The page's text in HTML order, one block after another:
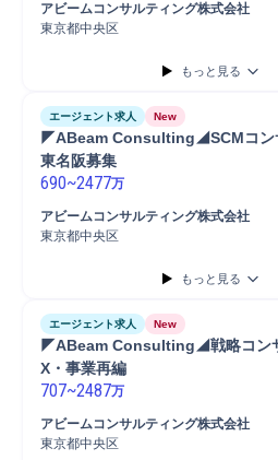
アビームコンサルティング株式会社
東京都中央区
もっと見る
エージェント求人 New
◤ABeam Consulting◢SCMコン
東名阪募集
690~2477万
アビームコンサルティング株式会社
東京都中央区
もっと見る
エージェント求人 New
◤ABeam Consulting◢戦略コン
X・事業再編
707~2487万
アビームコンサルティング株式会社
東京都中央区